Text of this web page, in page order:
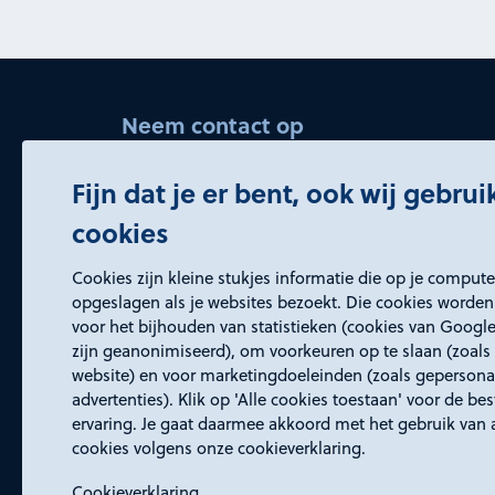
Fijn dat je er bent, ook wij
cookies
Cookies zijn kleine stukjes informatie die op je
opgeslagen als je websites bezoekt. Die cookies
voor het bijhouden van statistieken (cookies van
zijn geanonimiseerd), om voorkeuren op te slaan (zoals
website) en voor marketingdoeleinden (zoals
advertenties). Klik op 'Alle cookies toestaan' voor de
ervaring. Je gaat daarmee akkoord met het gebruik van
cookies volgens onze cookieverklaring.
Neem contact op
045 5437150 (keuze 2)
Openingstijden
Wij zijn elke werkdag bereikbaar van
8:30 tot 17:00 uur.